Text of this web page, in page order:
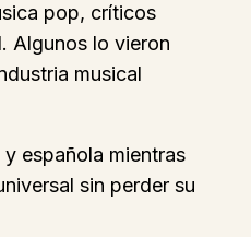
pop, críticos
Algunos lo vieron
musical
española mientras
sin perder su